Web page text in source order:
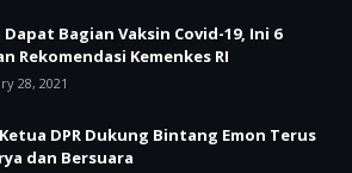
Dapat Bagian Vaksin Covid-19, Ini 6
Rekomendasi Kemenkes RI
28, 2021
DPR Dukung Bintang Emon Terus
dan Bersuara